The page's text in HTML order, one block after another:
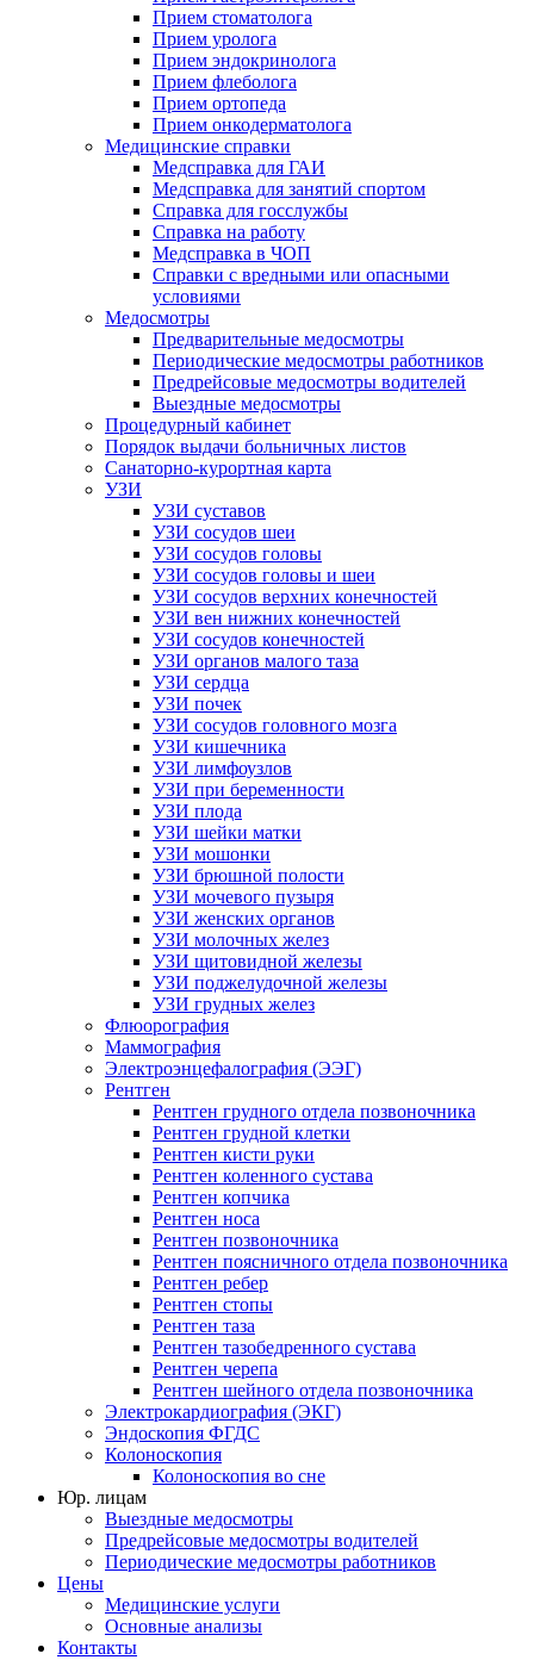
Прием стоматолога
Прием уролога
Прием эндокринолога
Прием флеболога
Прием ортопеда
Прием онкодерматолога
Медицинские справки
Медсправка для ГАИ
Медсправка для занятий спортом
Справка для госслужбы
Справка на работу
Медсправка в ЧОП
Справки с вредными или опасными
условиями
Медосмотры
Предварительные медосмотры
Периодические медосмотры работников
Предрейсовые медосмотры водителей
Выездные медосмотры
Процедурный кабинет
Порядок выдачи больничных листов
Санаторно-курортная карта
УЗИ
УЗИ суставов
УЗИ сосудов шеи
УЗИ сосудов головы
УЗИ сосудов головы и шеи
УЗИ сосудов верхних конечностей
УЗИ вен нижних конечностей
УЗИ сосудов конечностей
УЗИ органов малого таза
УЗИ сердца
УЗИ почек
УЗИ сосудов головного мозга
УЗИ кишечника
УЗИ лимфоузлов
УЗИ при беременности
УЗИ плода
УЗИ шейки матки
УЗИ мошонки
УЗИ брюшной полости
УЗИ мочевого пузыря
УЗИ женских органов
УЗИ молочных желез
УЗИ щитовидной железы
УЗИ поджелудочной железы
УЗИ грудных желез
Флюорография
Маммография
Электроэнцефалография (ЭЭГ)
Рентген
Рентген грудного отдела позвоночника
Рентген грудной клетки
Рентген кисти руки
Рентген коленного сустава
Рентген копчика
Рентген носа
Рентген позвоночника
Рентген поясничного отдела позвоночника
Рентген ребер
Рентген стопы
Рентген таза
Рентген тазобедренного сустава
Рентген черепа
Рентген шейного отдела позвоночника
Электрокардиография (ЭКГ)
Эндоскопия ФГДС
Колоноскопия
Колоноскопия во сне
Юр. лицам
Выездные медосмотры
Предрейсовые медосмотры водителей
Периодические медосмотры работников
Цены
Медицинские услуги
Основные анализы
Контакты